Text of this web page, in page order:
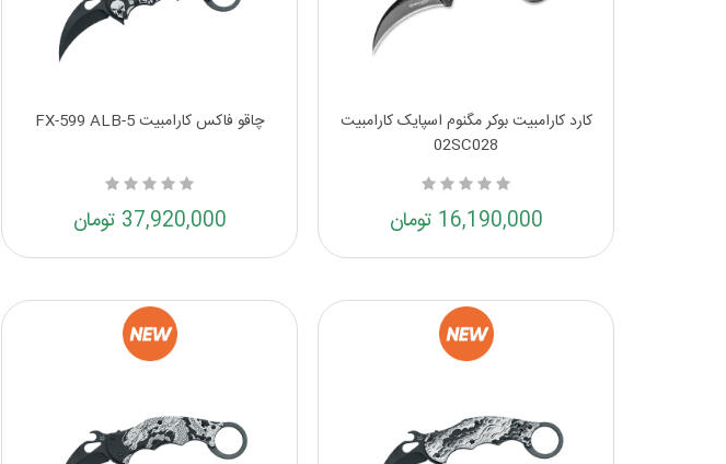
کارد کارامبیت بوکر مگنوم اسپایک کارامبیت
02SC028
16,190,000 تومان
چاقو فاکس کارامبیت FX-599 ALB-5
37,920,000 تومان